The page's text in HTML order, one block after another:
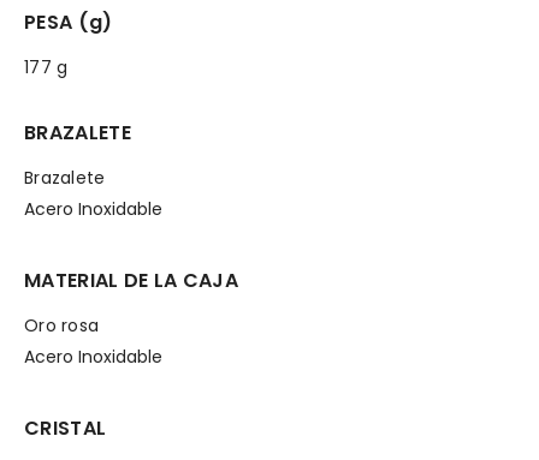
PESA (g)
177 g
BRAZALETE
Brazalete
Acero Inoxidable
MATERIAL DE LA CAJA
Oro rosa
Acero Inoxidable
CRISTAL